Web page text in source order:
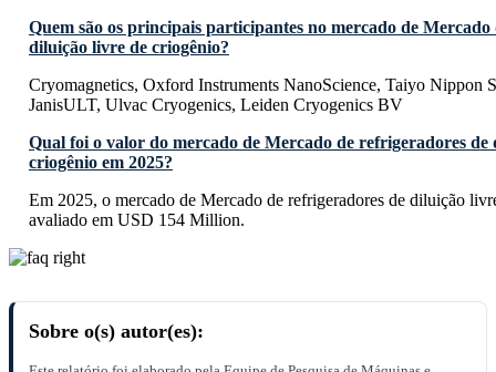
Quem são os principais participantes no mercado de
diluição livre de criogênio?
Cryomagnetics, Oxford Instruments NanoScience, Taiyo Nippon
JanisULT, Ulvac Cryogenics, Leiden Cryogenics BV
Qual foi o valor do mercado de Mercado de refrigeradores de
criogênio em 2025?
Em 2025, o mercado de Mercado de refrigeradores de diluição
avaliado em USD 154 Million.
Sobre o(s) autor(es):